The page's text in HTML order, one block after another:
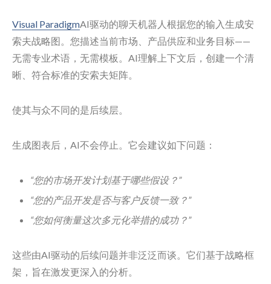
Visual ParadigmAI驱动的聊天机器人根据您的输入生成安
索夫战略图。您描述当前市场、产品供应和业务目标——
无需专业术语，无需模板。AI理解上下文后，创建一个清
晰、符合标准的安索夫矩阵。
使其与众不同的是后续层。
生成图表后，AI不会停止。它会建议如下问题：
“您的市场开发计划基于哪些假设？”
“您的产品开发是否与客户反馈一致？”
“您如何衡量这次多元化举措的成功？”
这些由AI驱动的后续问题并非泛泛而谈。它们基于战略框
架，旨在激发更深入的分析。